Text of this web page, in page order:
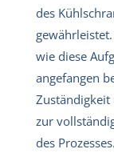
des
wie diese
angefangen
Zuständigkeit
zur
des Prozesses.